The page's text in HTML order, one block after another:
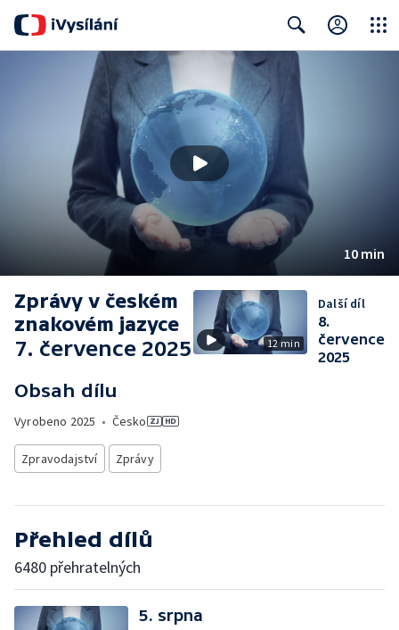
Search
10 min
Zprávy v českém
znakovém jazyce
7. července 2025
Obsah dílu
Vyrobeno 2025 • Česko
Zpravodajství Zprávy
12 min
Další díl
8.
července
2025
Přehled dílů
6480 přehratelných
5. srpna